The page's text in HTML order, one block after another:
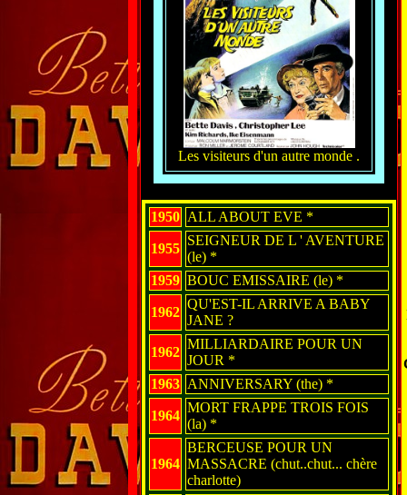
Les visiteurs d'un autre monde .
1950 ALL ABOUT EVE *
1955
SEIGNEUR DE L ' AVENTURE
(le) *
1959 BOUC EMISSAIRE (le) *
1962
QU'EST-IL ARRIVE A BABY
JANE ?
1962
MILLIARDAIRE POUR UN
JOUR *
1963 ANNIVERSARY (the) *
1964
MORT FRAPPE TROIS FOIS
(la) *
1964
BERCEUSE POUR UN
MASSACRE (chut..chut... chère
charlotte)